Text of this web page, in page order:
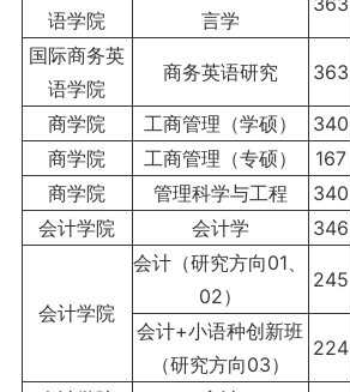
语学院
言学
国际商务英
语学院
商务英语研究 363
商学院 工商管理（学硕） 340
商学院
工商管理（专硕） 167
商学院
管理科学与工程 340
会计学院
会计学 346
会计学院
会计（研究方向01、
02）
245
会计+小语种创新班
（研究方向03）
224